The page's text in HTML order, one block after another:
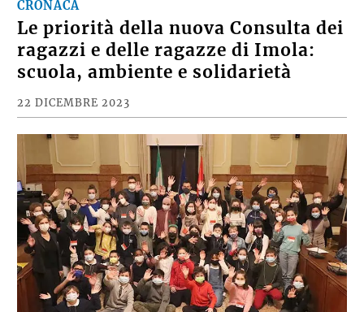
CRONACA
Le priorità della nuova Consulta dei
ragazzi e delle ragazze di Imola:
scuola, ambiente e solidarietà
22 DICEMBRE 2023